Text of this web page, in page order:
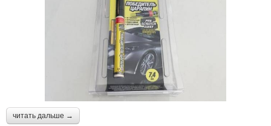
читать дальше →